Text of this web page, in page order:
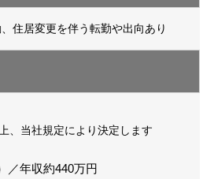
住居変更を伴う転勤や出向あり
、当社規定により決定します
／年収約440万円